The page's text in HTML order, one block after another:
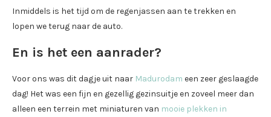
Inmiddels is het tijd om de regenjassen aan te trekken en
lopen we terug naar de auto.
En is het een aanrader?
Voor ons was dit dagje uit naar Madurodam een zeer geslaagde
dag! Het was een fijn en gezellig gezinsuitje en zoveel meer dan
alleen een terrein met miniaturen van mooie plekken in